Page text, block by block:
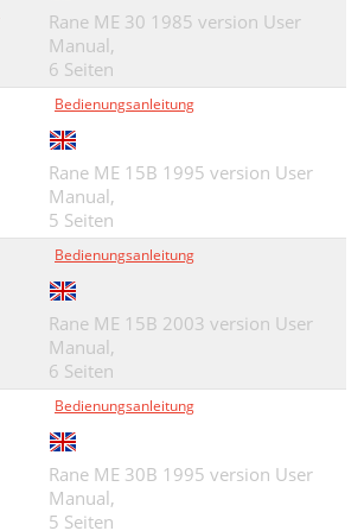
Rane ME 30 1985 version User
Manual,
6 Seiten
Bedienungsanleitung
Rane ME 15B 1995 version User
Manual,
5 Seiten
Bedienungsanleitung
Rane ME 15B 2003 version User
Manual,
6 Seiten
Bedienungsanleitung
Rane ME 30B 1995 version User
Manual,
5 Seiten